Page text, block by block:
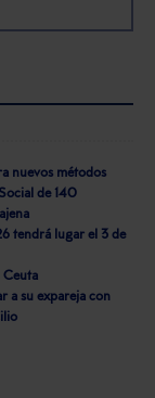
nuevos métodos
de 140
tendrá lugar el 3 de
Ceuta
a su expareja con